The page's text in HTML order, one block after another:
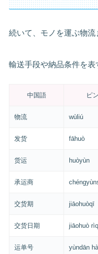
続いて、モノを運ぶ物流
輸送手段や納品条件を表
中国語 ピ
物流 wùliú
发货 fāhuò
货运 huòyùn
承运商
交货期 jiāohuòqī
交货日期 jiāohuò
运单号 yùndān